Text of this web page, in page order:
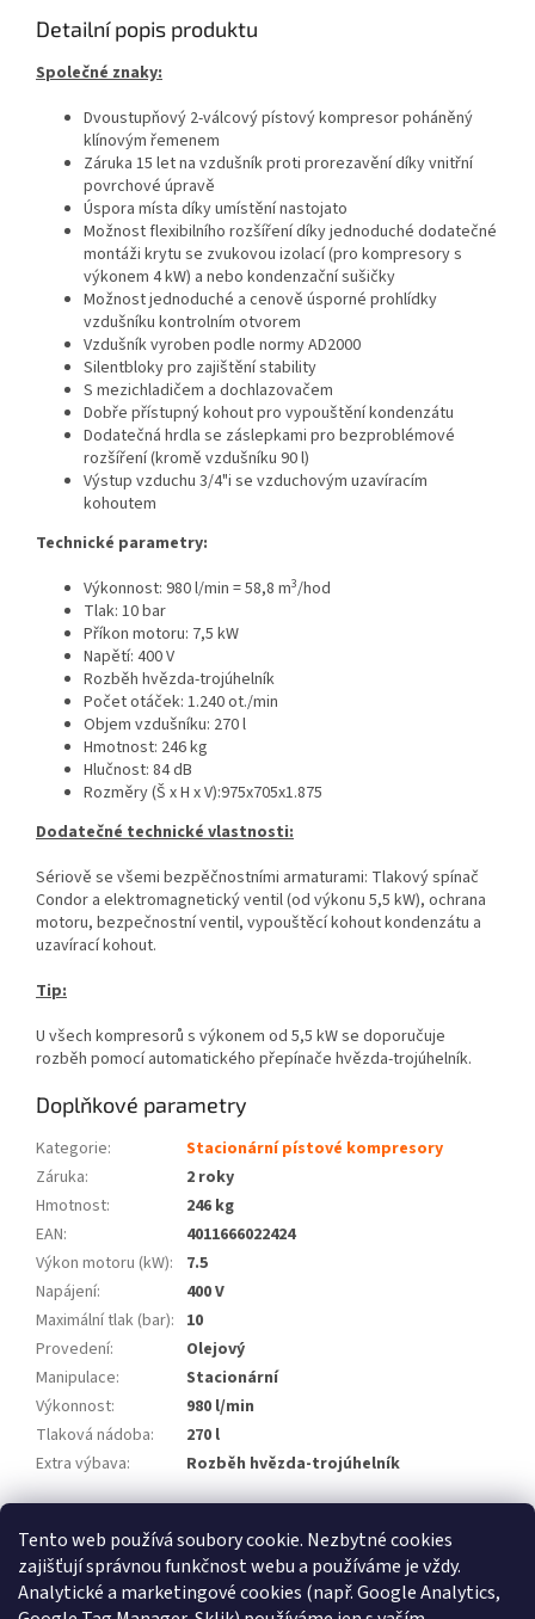
Tento web používá soubory cookie. Nezbytné cookies
zajišťují správnou funkčnost webu a používáme je vždy.
Analytické a marketingové cookies (např. Google Analytics,
Detailní popis produktu
Společné znaky:
Dvoustupňový 2-válcový pístový kompresor poháněný
klínovým řemenem
Záruka 15 let na vzdušník proti prorezavění díky vnitřní
povrchové úpravě
Úspora místa díky umístění nastojato
Možnost flexibilního rozšíření díky jednoduché dodatečné
montáži krytu se zvukovou izolací (pro kompresory s
výkonem 4 kW) a nebo kondenzační sušičky
Možnost jednoduché a cenově úsporné prohlídky
vzdušníku kontrolním otvorem
Vzdušník vyroben podle normy AD2000
Silentbloky pro zajištění stability
S mezichladičem a dochlazovačem
Dobře přístupný kohout pro vypouštění kondenzátu
Dodatečná hrdla se záslepkami pro bezproblémové
rozšíření (kromě vzdušníku 90 l)
Výstup vzduchu 3/4"i se vzduchovým uzavíracím
kohoutem
Technické parametry:
Výkonnost: 980 l/min = 58,8 m3/hod
Tlak: 10 bar
Příkon motoru: 7,5 kW
Napětí: 400 V
Rozběh hvězda-trojúhelník
Počet otáček: 1.240 ot./min
Objem vzdušníku: 270 l
Hmotnost: 246 kg
Hlučnost: 84 dB
Rozměry (Š x H x V):975x705x1.875
Dodatečné technické vlastnosti:
Sériově se všemi bezpěčnostními armaturami: Tlakový spínač
Condor a elektromagnetický ventil (od výkonu 5,5 kW), ochrana
motoru, bezpečnostní ventil, vypouštěcí kohout kondenzátu a
uzavírací kohout.
Tip:
U všech kompresorů s výkonem od 5,5 kW se doporučuje
rozběh pomocí automatického přepínače hvězda-trojúhelník.
Doplňkové parametry
Kategorie:
Stacionární pístové kompresory
Záruka:
2 roky
Hmotnost:
246 kg
EAN:
4011666022424
Výkon motoru (kW):
7.5
Napájení:
400 V
Maximální tlak (bar): 10
Provedení:
Olejový
Manipulace:
Stacionární
Výkonnost:
980 l/min
Tlaková nádoba:
270 l
Extra výbava: Rozběh hvězda-trojúhelník
Atlas Copco Schneider Airsystems ATMOS BEKO Technologies
METAL WORK Pneumatic Inaircom